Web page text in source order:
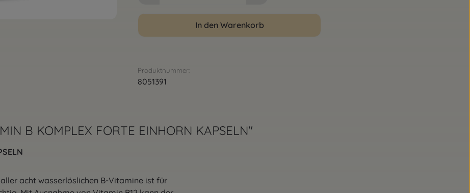
In den Warenkorb
Produktnummer:
8051391
B KOMPLEX FORTE EINHORN KAPSELN"
acht wasserlöslichen B-Vitamine ist für